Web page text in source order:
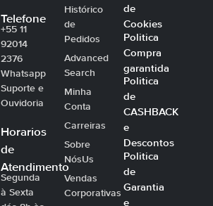
Telefone
+55 11
92014
2376
Whatsapp
Suporte e
Ouvidoria
Horarios
de
Atendimento
Segunda
à Sexta
Histórico
de
Pedidos
Advanced
Search
Minha
Conta
Carreiras
Sobre
NósUs
Vendas
Corporativas
de
Cookies
Politica
Compra
garantida
Politica
de
CASHBACK
e
Descontos
Politica
de
Garantia
e